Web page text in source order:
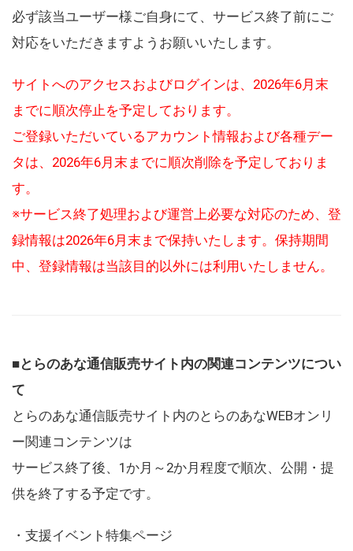
必ず該当ユーザー様ご自身にて、サービス終了前にご
対応をいただきますようお願いいたします。
サイトへのアクセスおよびログインは、2026年6月末
までに順次停止を予定しております。
ご登録いただいているアカウント情報および各種デー
タは、2026年6月末までに順次削除を予定しておりま
す。
※サービス終了処理および運営上必要な対応のため、登
録情報は2026年6月末まで保持いたします。保持期間
中、登録情報は当該目的以外には利用いたしません。
■とらのあな通信販売サイト内の関連コンテンツについ
て
とらのあな通信販売サイト内のとらのあなWEBオンリ
ー関連コンテンツは
サービス終了後、1か月～2か月程度で順次、公開・提
供を終了する予定です。
・支援イベント特集ページ